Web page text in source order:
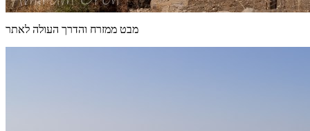
מבט ממזרח והדרך העולה לאתר